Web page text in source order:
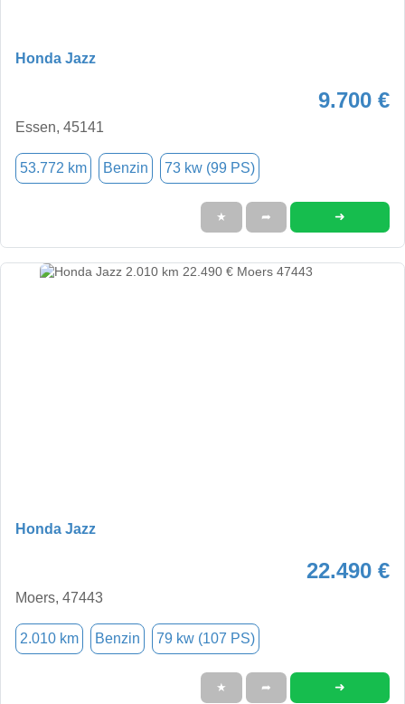
Honda Jazz
9.700 €
Essen, 45141
53.772 km Benzin 73 kw (99 PS)
★ ➦ ➜
Honda Jazz
22.490 €
Moers, 47443
2.010 km Benzin 79 kw (107 PS)
★ ➦ ➜